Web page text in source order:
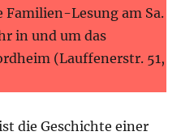
Familien-Lesung am Sa.
in und um das
(Lauffenerstr. 51,
die Geschichte einer